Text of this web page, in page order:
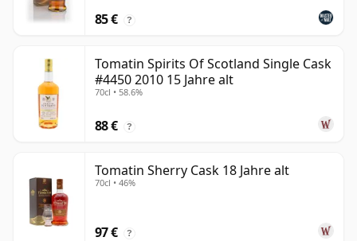
85 € ?
Tomatin Spirits Of Scotland Single Cask
#4450 2010 15 Jahre alt
70cl • 58.6%
88 € ?
Tomatin Sherry Cask 18 Jahre alt
70cl • 46%
97 € ?